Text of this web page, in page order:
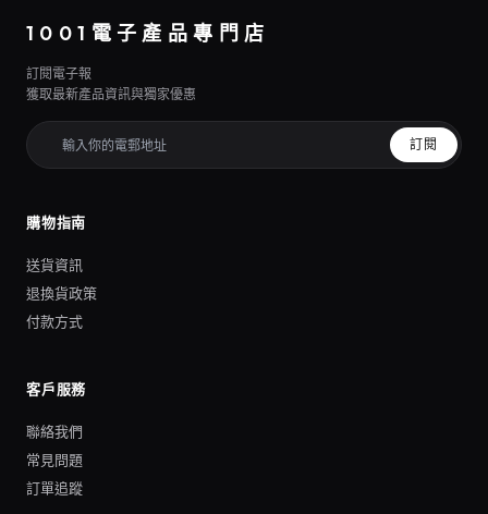
1001電子產品專門店
訂閱電子報
獲取最新產品資訊與獨家優惠
訂閱
購物指南
送貨資訊
退換貨政策
付款方式
客戶服務
聯絡我們
常見問題
訂單追蹤